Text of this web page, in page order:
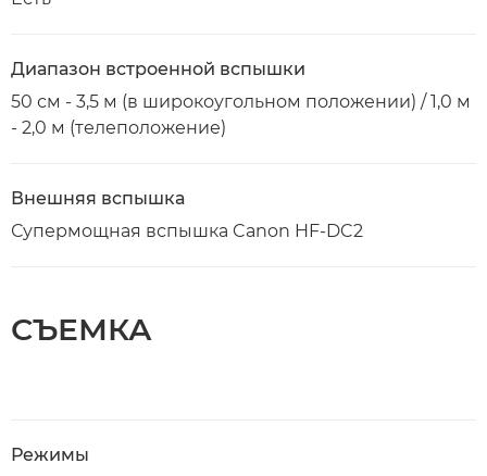
Диапазон встроенной вспышки
50 см - 3,5 м (в широкоугольном положении) / 1,0 м
- 2,0 м (телеположение)
Внешняя вспышка
Супермощная вспышка Canon HF-DC2
СЪЕМКА
Режимы